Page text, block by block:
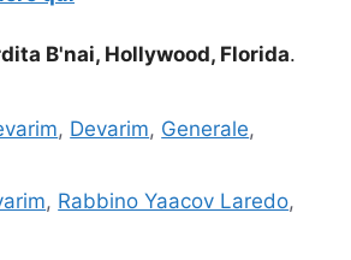
B'nai, Hollywood, Florida.
, Devarim, Generale,
, Rabbino Yaacov Laredo,